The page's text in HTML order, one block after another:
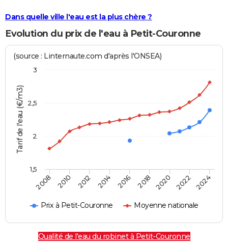
Dans quelle ville l'eau est la plus chère ?
Evolution du prix de l'eau à Petit-Couronne
Tarif de l'eau (€/m3)
(source : Linternaute.com d'après l'ONSEA)
Prix à Petit-Couronne Moyenne nationale
2008 2010 2012 2014 2016 2018 2020 2022 2024
2
2,5
3
1,5
Qualité de l'eau du robinet à Petit-Couronne